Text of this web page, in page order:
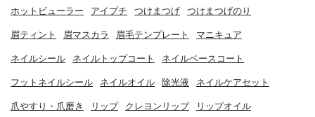
ホットビューラー アイプチ つけまつげ つけまつげのり
眉ティント 眉マスカラ 眉毛テンプレート マニキュア
ネイルシール ネイルトップコート ネイルベースコート
フットネイルシール ネイルオイル 除光液 ネイルケアセット
爪やすり・爪磨き リップ クレヨンリップ リップオイル